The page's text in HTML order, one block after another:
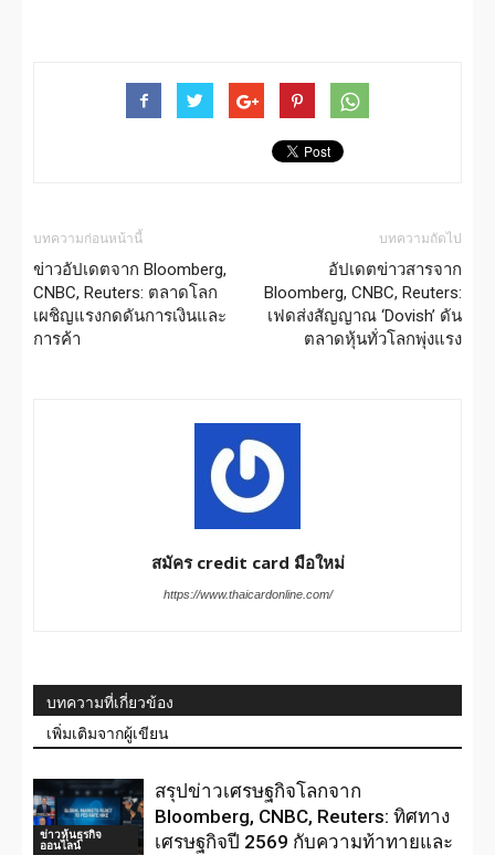
บทความก่อนหน้านี้
ข่าวอัปเดตจาก Bloomberg,
CNBC, Reuters: ตลาดโลก
เผชิญแรงกดดันการเงินและ
การค้า
บทความถัดไป
อัปเดตข่าวสารจาก
Bloomberg, CNBC, Reuters:
เฟดส่งสัญญาณ ‘Dovish’ ดัน
ตลาดหุ้นทั่วโลกพุ่งแรง
สมัคร credit card มือใหม่
https://www.thaicardonline.com/
บทความที่เกี่ยวข้อง
เพิ่มเติมจากผู้เขียน
ข่าวหุ้นธุรกิจ
ออนไลน์
สรุปข่าวเศรษฐกิจโลกจาก
Bloomberg, CNBC, Reuters: ทิศทาง
เศรษฐกิจปี 2569 กับความท้าทายและ